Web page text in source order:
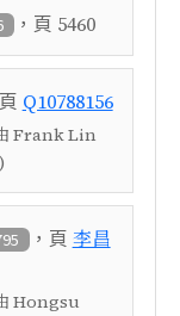
，頁 5460
Q10788156
Frank Lin
，頁 李昌
Hongsu